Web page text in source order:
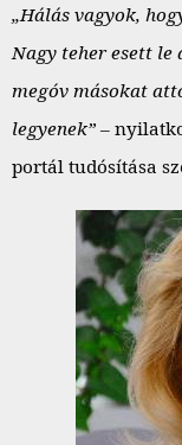
„Hálás vagyok,
Nagy teher esett le
megóv másokat
legyenek” –
portál tudósítása